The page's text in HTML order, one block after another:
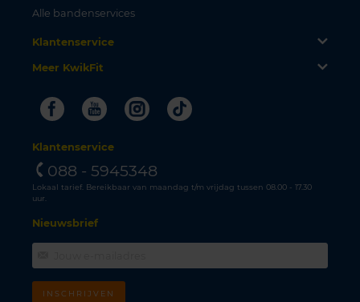
Alle bandenservices
Klantenservice
Meer KwikFit
FacebookYoutubeInstagram
Tiktok
Klantenservice
088 - 5945348
Lokaal tarief. Bereikbaar van maandag t/m vrijdag tussen 08.00 - 17.30
uur.
Nieuwsbrief
INSCHRIJVEN